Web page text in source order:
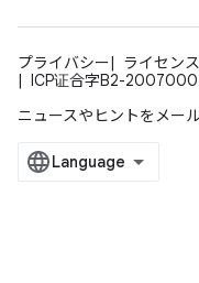
プライバシー ライセンス
ICP证合字B2-
ニュースやヒントをメー